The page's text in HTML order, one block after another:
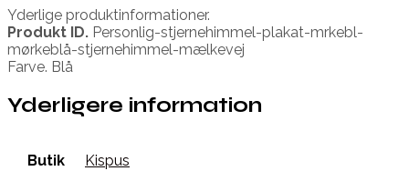
Yderlige produktinformationer.
Produkt ID. Personlig-stjernehimmel-plakat-mrkebl-
mørkeblå-stjernehimmel-mælkevej
Farve. Blå
Yderligere information
Butik Kispus